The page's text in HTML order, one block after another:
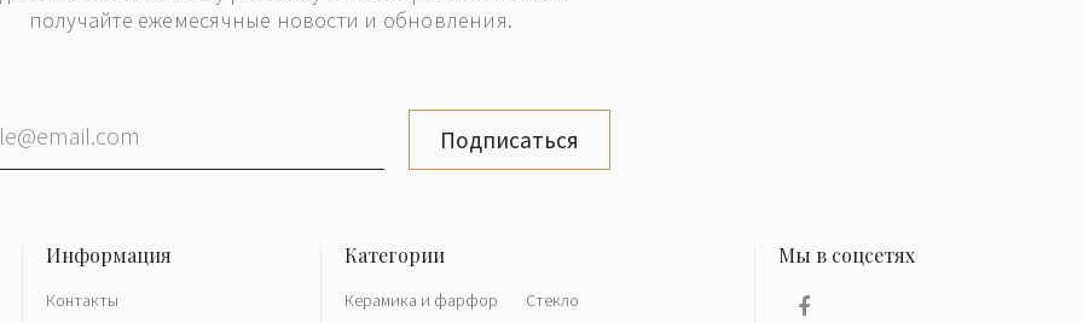
производств,
видом
кровь» и
и золотом
получайте ежемесячные новости и обновления.
Подписаться
Контакты
Керамика и фарфор
Стекло